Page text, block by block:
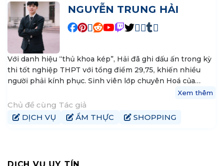
NGUYỄN TRUNG HẢI
Với danh hiệu “thủ khoa kép”, Hải đã ghi dấu ấn trong kỳ
thi tốt nghiệp THPT với tổng điểm 29,75, khiến nhiều
người phải kính phục. Sinh viên lớp chuyên Hoá của
trường THPT chuyên Trần Phú, Hải Phòng, đã xuất sắc
đạt điểm tối đa trong môn Toán và Hóa học, giúp cậu
đăng quang thủ khoa khối A. Nguyễn Trung Hải không
chỉ là ngôi sao sáng trong lĩnh vực học thuật mà còn là
Xem thêm
Chủ đề cùng Tác giả
DỊCH VỤ
ẨM THỰC SHOPPING
DỊCH VỤ UY TÍN